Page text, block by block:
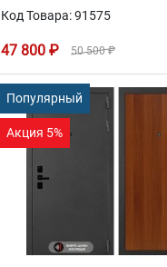
Код Товара: 91575
47 800 ₽ 50 500 ₽
Популярный
Акция 5%